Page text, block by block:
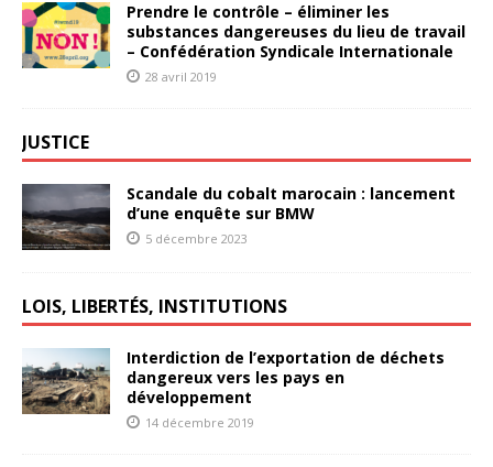
Prendre le contrôle – éliminer les
substances dangereuses du lieu de travail
– Confédération Syndicale Internationale
28 avril 2019
JUSTICE
Scandale du cobalt marocain : lancement
d’une enquête sur BMW
5 décembre 2023
LOIS, LIBERTÉS, INSTITUTIONS
Interdiction de l’exportation de déchets
dangereux vers les pays en
développement
14 décembre 2019